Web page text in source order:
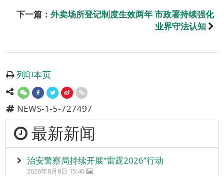
下一篇： 外卖场所登记制度生效两年 市政署持续强化
业界守法认知
列印本页
NEWS-1-5-727497
最新新闻
治安警察局持续开展“雷霆2026”行动
2026年8月8日 15:40